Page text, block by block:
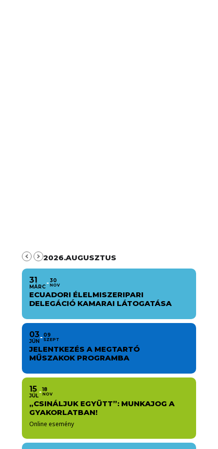
2026.AUGUSZTUS
31
MÁRC
30
NOV
ECUADORI ÉLELMISZERIPARI
DELEGÁCIÓ KAMARAI LÁTOGATÁSA
03
JÚN
09
SZEPT
JELENTKEZÉS A MEGTARTÓ
MŰSZAKOK PROGRAMBA
15
JÚL
18
NOV
„CSINÁLJUK EGYÜTT”: MUNKAJOG A
GYAKORLATBAN!
Online esemény